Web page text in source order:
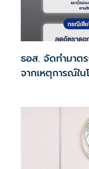
ธอส. จัดทำมาต
จากเหตุการณ์ใ